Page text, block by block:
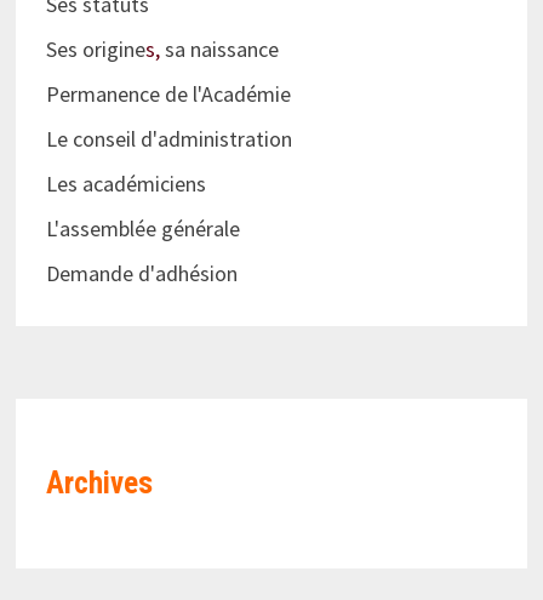
Ses origines,sa naissance
Permanence de l'Académie
Le conseil d'administration
Les académiciens
L'assemblée générale
Demande d'adhésion
Archives